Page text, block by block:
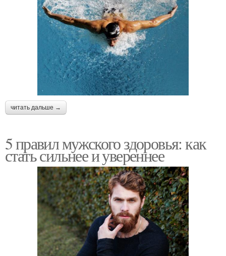
читать дальше →
5 правил мужского здоровья: как
стать сильнее и увереннее